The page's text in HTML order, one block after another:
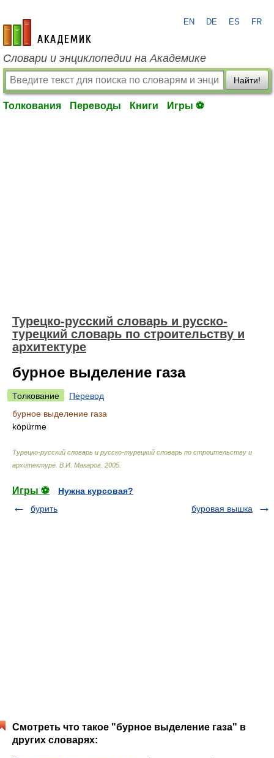
academic.ru
EN DE ES FR
Словари и энциклопедии на Академике
Найти!
Толкования Переводы Книги Игры ⚽
Турецко-русский словарь и русско-
турецкий словарь по строительству и
архитектуре
бурное выделение газа
Толкование
Перевод
бурное выделение газа
köpürme
Турецко-русский словарь и русско-турецкий словарь по строительству и
архитектуре В.И. Макаров 2005
Игры ⚽
Нужна курсовая?
бурить
буровая вышка
Смотреть что такое "бурное выделение газа" в
других словарях: